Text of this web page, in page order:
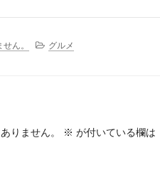
ん。 グルメ
りません。 ※ が付いている欄は